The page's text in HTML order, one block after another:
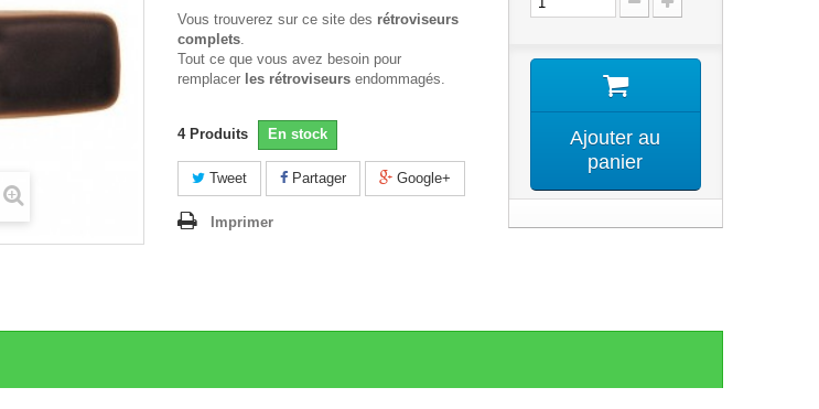
Vous trouverez sur ce site des rétroviseurs
complets.
Tout ce que vous avez besoin pour
remplacer les rétroviseurs endommagés.
4 Produits En stock
Tweet Partager Google+
Imprimer
Ajouter au
panier